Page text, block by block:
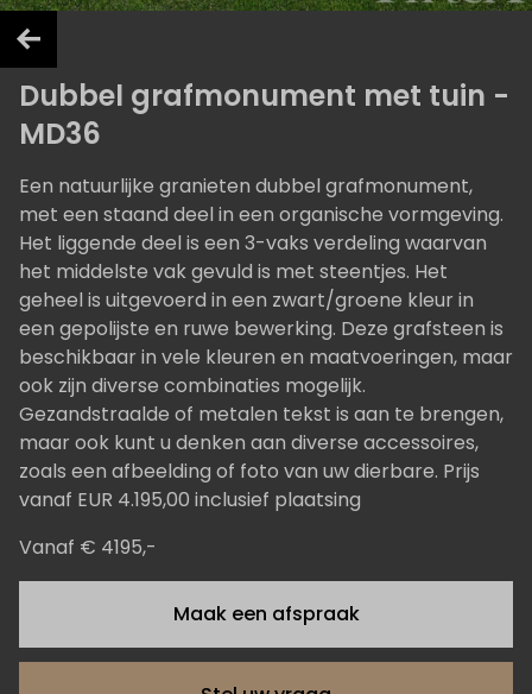
Dubbel grafmonument met tuin -
MD36
Een natuurlijke granieten dubbel grafmonument,
met een staand deel in een organische vormgeving.
Het liggende deel is een 3-vaks verdeling waarvan
het middelste vak gevuld is met steentjes. Het
geheel is uitgevoerd in een zwart/groene kleur in
een gepolijste en ruwe bewerking. Deze grafsteen is
beschikbaar in vele kleuren en maatvoeringen, maar
ook zijn diverse combinaties mogelijk.
Gezandstraalde of metalen tekst is aan te brengen,
maar ook kunt u denken aan diverse accessoires,
zoals een afbeelding of foto van uw dierbare. Prijs
vanaf EUR 4.195,00 inclusief plaatsing
Vanaf € 4195,-
Maak een afspraak